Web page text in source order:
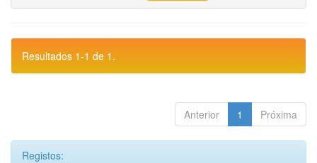
Resultados 1-1 de 1.
Anterior 1 Próxima
Registos: